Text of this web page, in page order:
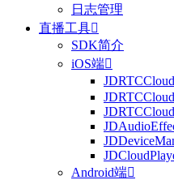
日志管理
直播工具
SDK简介
iOS端
Android端